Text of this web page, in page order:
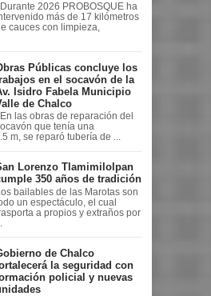
Durante 2026 PROBOSQUE ha
más de 17 kilómetros
cauces con limpieza,
Públicas concluye los
en el socavón de la
Isidro Fabela Municipio
de Chalco
En las obras de reparación del
que tenía una
m, se reparó tubería de ...
Lorenzo Tlamimilolpan
350 años de tradición
Los bailables de las Marotas son
un espectáculo, el cual
a propios y extraños por
de Chalco
la seguridad con
policial y nuevas